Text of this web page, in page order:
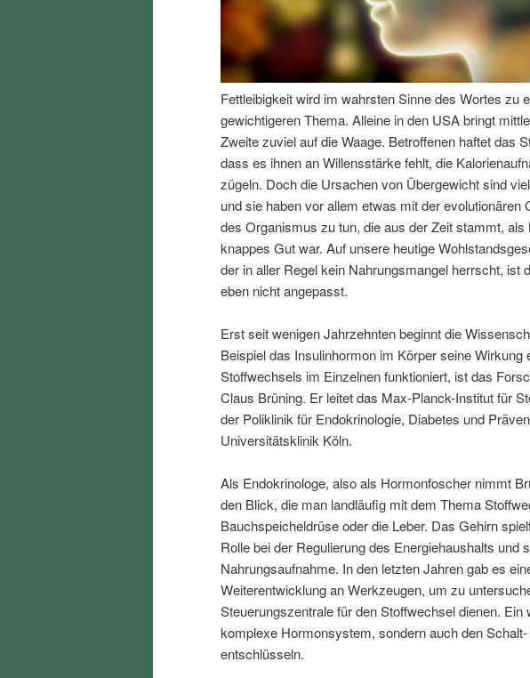
n
t
s
p
r
i
g
e
n
n
h
a
l
t
s
p
i
n
g
e
Fettleibigkeit wird im wahrsten Sinne des Wortes zu
gewichtigeren Thema. Alleine in den USA bringt
Zweite zuviel auf die Waage. Betroffenen haftet das
dass es ihnen an Willensstärke fehlt, die
zügeln. Doch die Ursachen von Übergewicht sind
und sie haben vor allem etwas mit der evolutionären
des Organismus zu tun, die aus der Zeit stammt, als
knappes Gut war. Auf unsere heutige
der in aller Regel kein Nahrungsmangel herrscht, ist
eben nicht angepasst.
Erst seit wenigen Jahrzehnten beginnt die
Beispiel das Insulinhormon im Körper seine
Stoffwechsels im Einzelnen funktioniert, ist das
Claus Brüning. Er leitet das Max-Planck-Institut für
der Poliklinik für Endokrinologie, Diabetes und
Universitätsklinik Köln.
Als Endokrinologe, also als Hormonfoscher nimmt
den Blick, die man landläufig mit dem Thema
Bauchspeicheldrüse oder die Leber. Das Gehirn
Rolle bei der Regulierung des Energiehaushalts und
Nahrungsaufnahme. In den letzten Jahren gab es
Weiterentwicklung an Werkzeugen, um zu
Steuerungszentrale für den Stoffwechsel dienen.
komplexe Hormonsystem, sondern auch den
entschlüsseln.